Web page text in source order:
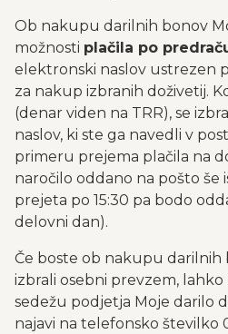
Ob nakupu darilnih bonov
možnosti plačila po
elektronski naslov ustrezen
za nakup izbranih doživetij.
(denar viden na TRR), se
naslov, ki ste ga navedli v
primeru prejema plačila na
naročilo oddano na pošto še
prejeta po 15:30 pa bodo
delovni dan).
Če boste ob nakupu darilnih
izbrali osebni prevzem,
sedežu podjetja Moje darilo
najavi na telefonsko številko